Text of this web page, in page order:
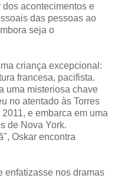
acontecimentos e
das pessoas ao
seja o
criança excepcional:
francesa, pacifista.
uma misteriosa chave
no atentado às Torres
e embarca em uma
de Nova York.
Oskar encontra
enfatizasse nos dramas